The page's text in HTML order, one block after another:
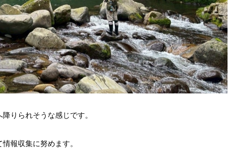
りられそうな感じです。
報収集に努めます。